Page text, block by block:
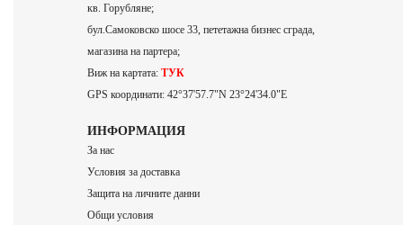
кв. Горубляне;
бул.Самоковско шосе 33, пететажна бизнес сграда,
магазина на партера;
Виж на картата: ТУК
GPS координати: 42°37'57.7"N 23°24'34.0"E
ИНФОРМАЦИЯ
За нас
Условия за доставка
Защита на личните данни
Общи условия